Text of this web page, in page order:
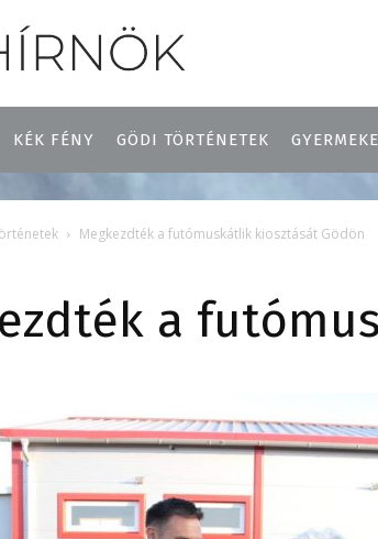
KÉK FÉNY GÖDI TÖRTÉNETEK
Megkezdték a futómuskátlik kiosztását Gödön
a